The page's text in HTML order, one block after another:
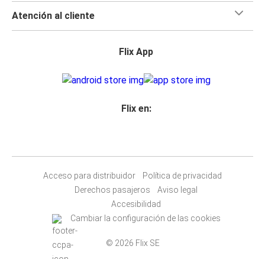
Atención al cliente
Flix App
Flix en:
Acceso para distribuidor
Política de privacidad
Derechos pasajeros
Aviso legal
Accesibilidad
Cambiar la configuración de las cookies
© 2026 Flix SE